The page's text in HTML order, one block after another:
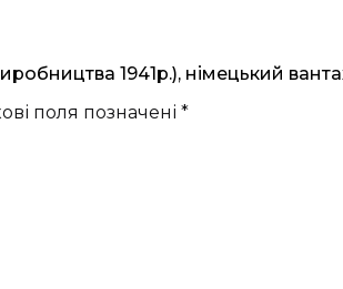
1941р.), німецький
поля позначені *